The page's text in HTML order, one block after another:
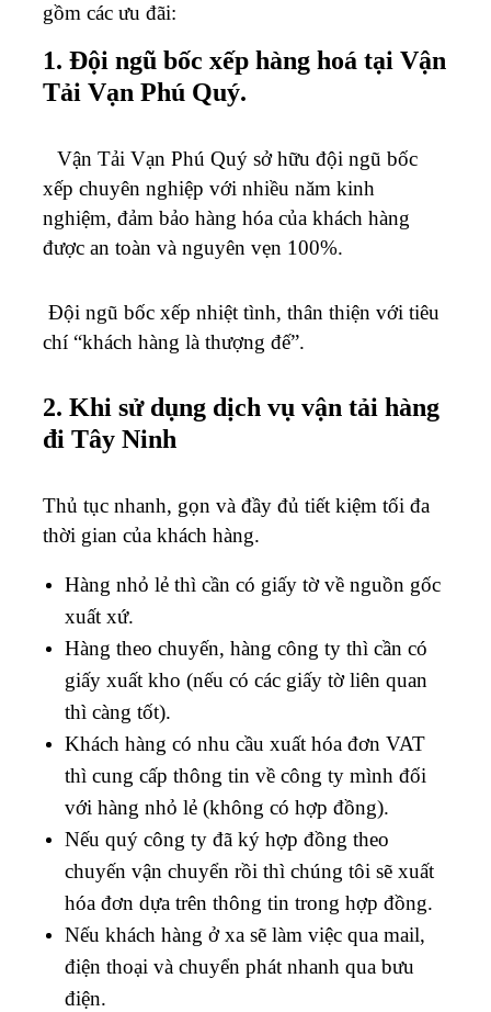
gồm các ưu đãi:
1. Đội ngũ bốc xếp hàng hoá tại Vận
Tải Vạn Phú Quý.
Vận Tải Vạn Phú Quý sở hữu đội ngũ bốc
xếp chuyên nghiệp với nhiều năm kinh
nghiệm, đảm bảo hàng hóa của khách hàng
được an toàn và nguyên vẹn 100%.
Đội ngũ bốc xếp nhiệt tình, thân thiện với tiêu
chí “khách hàng là thượng đế”.
2. Khi sử dụng dịch vụ vận tải hàng
đi Tây Ninh
Thủ tục nhanh, gọn và đầy đủ tiết kiệm tối đa
thời gian của khách hàng.
Hàng nhỏ lẻ thì cần có giấy tờ về nguồn gốc
xuất xứ.
Hàng theo chuyến, hàng công ty thì cần có
giấy xuất kho (nếu có các giấy tờ liên quan
thì càng tốt).
Khách hàng có nhu cầu xuất hóa đơn VAT
thì cung cấp thông tin về công ty mình đối
với hàng nhỏ lẻ (không có hợp đồng).
Nếu quý công ty đã ký hợp đồng theo
chuyến vận chuyển rồi thì chúng tôi sẽ xuất
hóa đơn dựa trên thông tin trong hợp đồng.
Nếu khách hàng ở xa sẽ làm việc qua mail,
điện thoại và chuyển phát nhanh qua bưu
điện.